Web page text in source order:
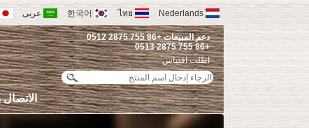
عربى 한국어 ไทย Nederlands
دعم المبيعات +86 755 2875 0512
+86 755 2875 0513
اطلب اقتباس
الاتصال